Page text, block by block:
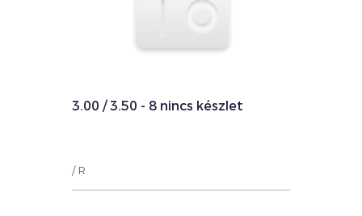
3.00 / 3.50 - 8 nincs készlet
/ R